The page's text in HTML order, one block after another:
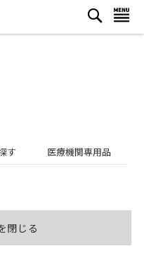
検
索
す 医療機関専用品
閉じる